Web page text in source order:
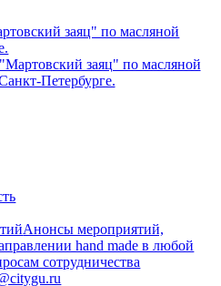
Анонсы мероприятий,
hand made в любой
сотрудничества